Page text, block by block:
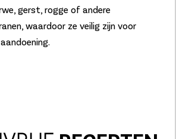
gerst, rogge of andere
waardoor ze veilig zijn voor